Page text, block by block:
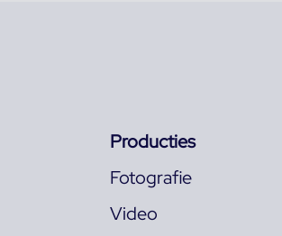
Producties
Fotografie
Video